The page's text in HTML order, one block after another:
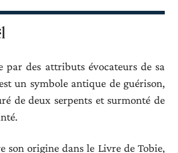
par des attributs évocateurs de sa
un symbole antique de guérison,
de deux serpents et surmonté de
son origine dans le Livre de Tobie,